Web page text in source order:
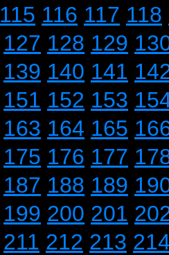
115 116 117 118
127 128 129
139 140 141
151 152 153
163 164 165
175 176 177
187 188 189
199 200 201
211 212 213